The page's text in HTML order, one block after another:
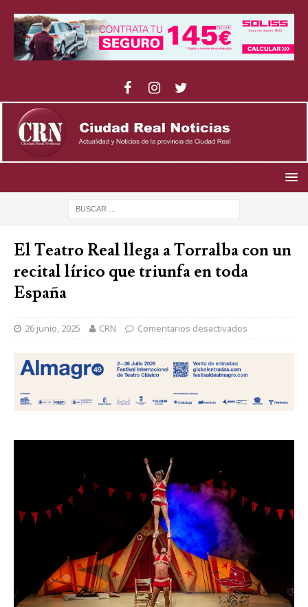
El Teatro Real llega a Torralba con un
recital lírico que triunfa en toda
España
26 junio, 2025 CRN Comentarios desactivados